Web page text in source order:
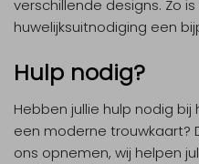
verschillende designs. Zo
huwelijksuitnodiging een
Hulp nodig?
Hebben jullie hulp nodig
een moderne trouwkaart?
ons opnemen, wij helpen